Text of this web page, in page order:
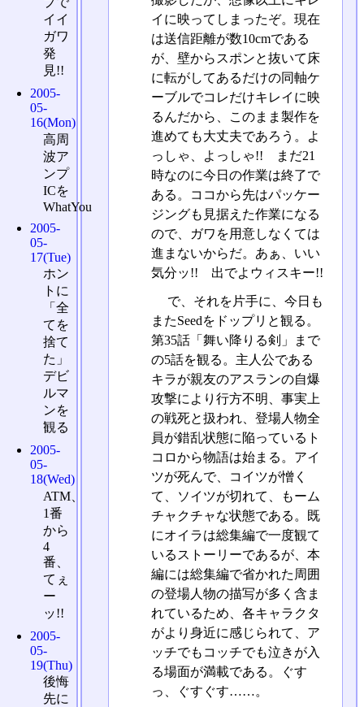
イに映ってしまったぞ。現在
は送信距離が数10cmである
が、壁からスポンと抜いて床
に転がしてあるだけの同軸ケ
ーブルでコレだけキレイに映
るんだから、このまま製作を
進めても大丈夫であろう。よ
っしゃ、よっしゃ!! まだ21
時なのに今日の作業は終了で
ある。ココから先はパッケー
ジングも見据えた作業になる
ので、ガワを用意しなくては
進まないからだ。あぁ、いい
気分ッ!! 出でよウィスキー!!
で、それを片手に、今日も
またSeedをドップリと観る。
第35話「舞い降りる剣」まで
の5話を観る。主人公である
キラが親友のアスランの自爆
攻撃により行方不明、事実上
の戦死と扱われ、登場人物全
員が錯乱状態に陥っているト
コロから物語は始まる。アイ
ツが死んで、コイツが憎く
て、ソイツが切れて、もーム
チャクチャな状態である。既
にオイラは総集編で一度観て
いるストーリーであるが、本
編には総集編で省かれた周囲
の登場人物の描写が多く含ま
れているため、各キャラクタ
がより身近に感じられて、ア
ッチでもコッチでも泣きが入
る場面が満載である。ぐす
っ、ぐすぐす……。
イイ
ガワ
発
見!!
2005-
05-
16(Mon)
高周
波ア
ンプ
ICを
WhatYou
2005-
05-
17(Tue)
ホン
トに
「全
てを
捨て
た」
デビ
ルマ
ンを
観る
2005-
05-
18(Wed)
ATM、
1番
から
4
番、
てぇ
ー
ッ!!
2005-
05-
19(Thu)
後悔
先に